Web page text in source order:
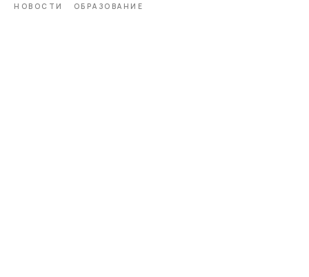
НОВОСТИ
ОБРАЗОВАНИЕ